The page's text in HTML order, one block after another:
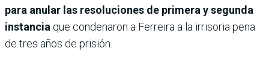
para anular las resoluciones de primera y segunda
instancia que condenaron a Ferreira a la irrisoria pena
de tres años de prisión.